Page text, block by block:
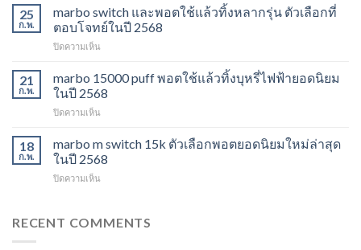
แล้ว
ทิ้ง
เลือก
นิยม
สำหรับ
2568
13k
grape
aloe
รสชาติ
ที่
ไม่
พลาด
2568
25
ก.พ.
marbo switch และพอตใช้แล้วทิ้งหลากรุ่น ตัวเลือกที่
ตอบโจทย์ในปี 2568
ปิดความเห็น
switch
และ
พอต
ใช้
ทิ้ง
หลาก
ตัว
ตอบ
21
ก.พ.
marbo 15000 puff พอตใช้แล้วทิ้งบุหรี่ไฟฟ้ายอดนิยม
ในปี 2568
ปิดความเห็น
15000
puff
พอต
ใช้
บุหรี่
18
ก.พ.
marbo m switch 15k ตัวเลือกพอตยอดนิยมใหม่ล่าสุด
ในปี 2568
ปิดความเห็น
switch
RECENT COMMENTS